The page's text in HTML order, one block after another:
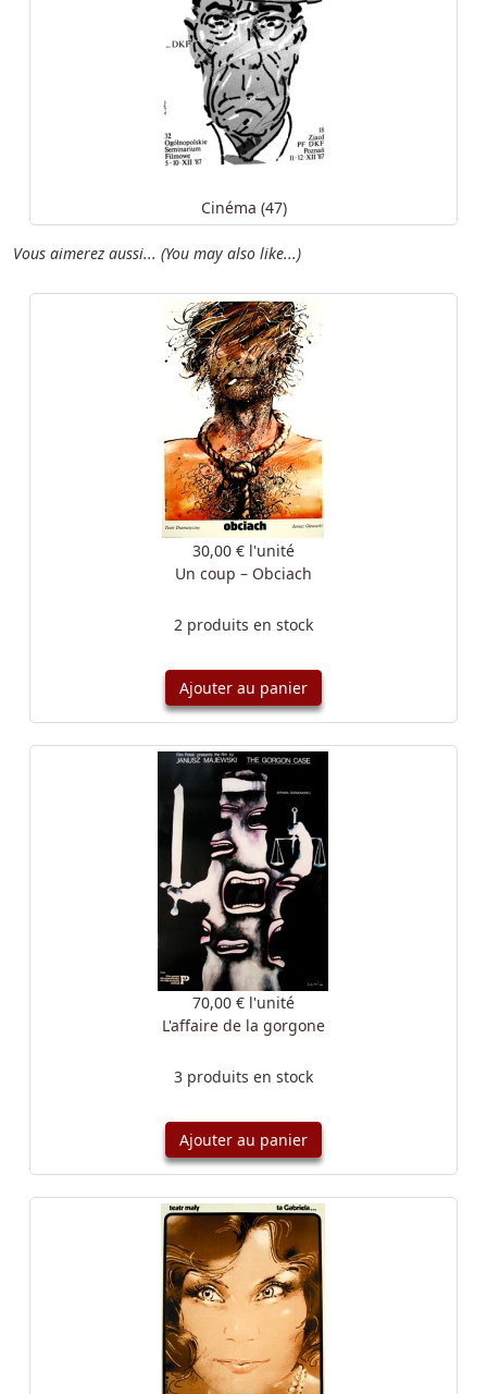
Cinéma (47)
Vous aimerez aussi... (You may also like...)
30,00 € l'unité
Un coup – Obciach
2 produits en stock
Ajouter au panier
70,00 € l'unité
L'affaire de la gorgone
3 produits en stock
Ajouter au panier